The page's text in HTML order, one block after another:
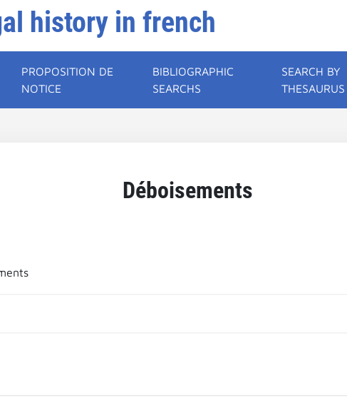
history in french
PROPOSITION DE
NOTICE
BIBLIOGRAPHIC
SEARCHS
SEARCH BY
THESAURUS
Déboisements